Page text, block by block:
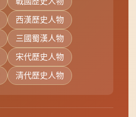
三國蜀漢人物
宋代歷史人物
清代歷史人物
史人物資料